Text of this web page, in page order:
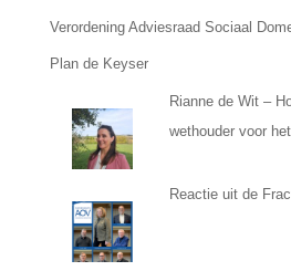
Verordening Adviesraad Sociaal
Plan de Keyser
Rianne de Wit –
wethouder voor
Reactie uit de